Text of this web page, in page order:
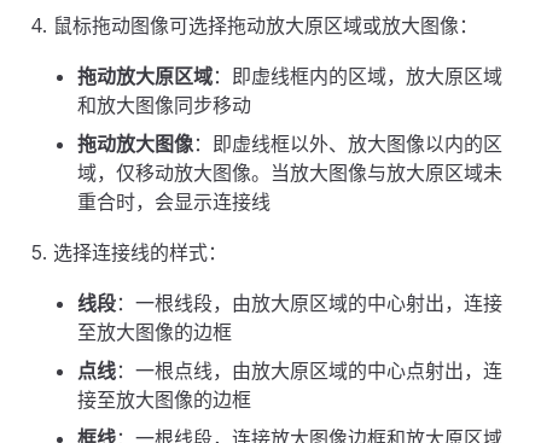
鼠标拖动图像可选择拖动放大原区域或放大图像：
拖动放大原区域：即虚线框内的区域，放大原区域
和放大图像同步移动
拖动放大图像：即虚线框以外、放大图像以内的区
域，仅移动放大图像。当放大图像与放大原区域未
重合时，会显示连接线
选择连接线的样式：
线段：一根线段，由放大原区域的中心射出，连接
至放大图像的边框
点线：一根点线，由放大原区域的中心点射出，连
接至放大图像的边框
框线：一根线段，连接放大图像边框和放大原区域